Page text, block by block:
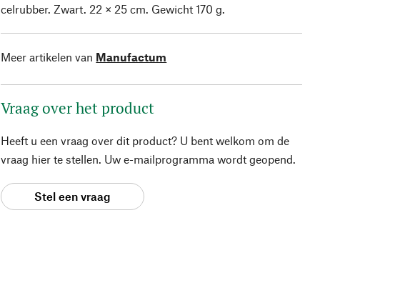
celrubber. Zwart. 22 × 25 cm. Gewicht 170 g.
Meer artikelen van Manufactum
Vraag over het product
Heeft u een vraag over dit product? U bent welkom om de
vraag hier te stellen. Uw e-mailprogramma wordt geopend.
Stel een vraag